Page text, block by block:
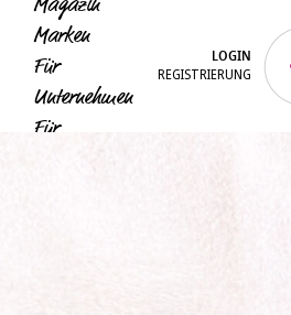
Magazin
Marken
Für
Unternehmen
Für
LOGIN
REGISTRIERUNG